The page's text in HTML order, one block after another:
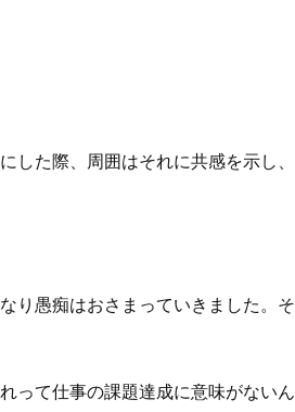
した際、周囲はそれに共感を示し、
り愚痴はおさまっていきました。そ
って仕事の課題達成に意味がないん